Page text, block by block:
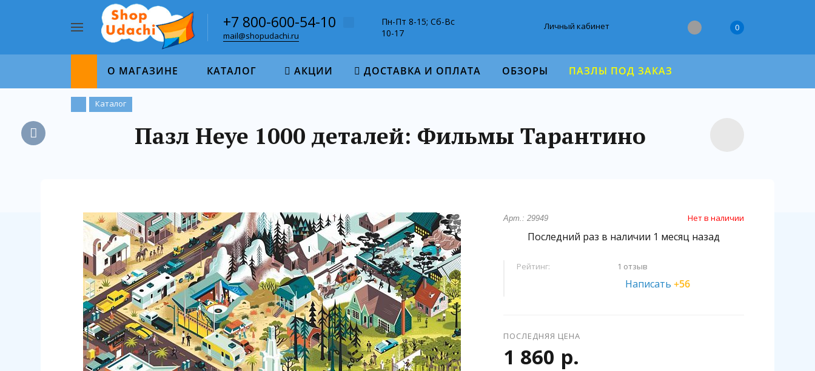
Найти
+7 800-600-54-10
mail@shopudachi.ru
Пн-Пт 8-15; Сб-Вс
10-17
Личный кабинет 0
О МАГАЗИНЕ КАТАЛОГ АКЦИИ ДОСТАВКА И ОПЛАТА ОБЗОРЫ ПАЗЛЫ ПОД ЗАКАЗ
Каталог
Пазл Heye 1000 деталей: Фильмы Тарантино
Арт.: 29949 Нет в наличии
Последний раз в наличии 1 месяц назад
Рейтинг: 1 отзыв
Написать+56
ПОСЛЕДНЯЯ ЦЕНА
1 860 р.